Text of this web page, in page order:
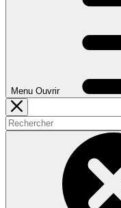
Menu Ouvrir